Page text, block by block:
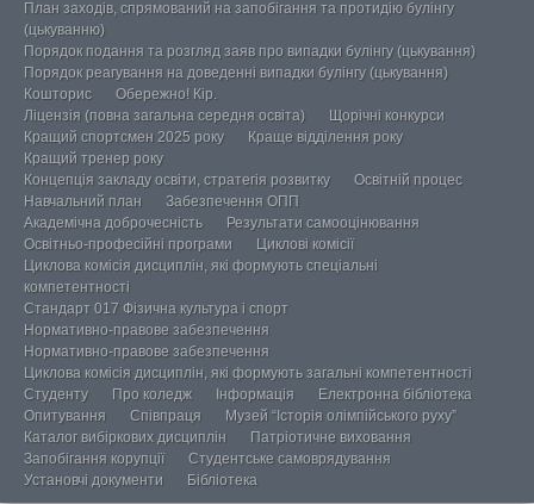
План заходів, спрямований на запобігання та протидію булінгу
(цькуванню)
Порядок подання та розгляд заяв про випадки булінгу (цькування)
Порядок реагування на доведенні випадки булінгу (цькування)
Кошторис
Обережно! Кір.
Ліцензія (повна загальна середня освіта)
Щорічні конкурси
Кращий спортсмен 2025 року
Краще відділення року
Кращий тренер року
Концепція закладу освіти, стратегія розвитку
Освітній процес
Навчальний план
Забезпечення ОПП
Академічна доброчесність
Результати самооцінювання
Освітньо-професійні програми
Циклові комісії
Циклова комісія дисциплін, які формують спеціальні
компетентності
Стандарт 017 Фізична культура і спорт
Нормативно-правове забезпечення
Нормативно-правове забезпечення
Циклова комісія дисциплін, які формують загальні компетентності
Студенту
Про коледж Інформація
Електронна бібліотека
Опитування
Співпраця
Музей “Історія олімпійського руху”
Каталог вибіркових дисциплін
Патріотичне виховання
Запобігання корупції
Студентське самоврядування
Установчі документи
Бібліотека